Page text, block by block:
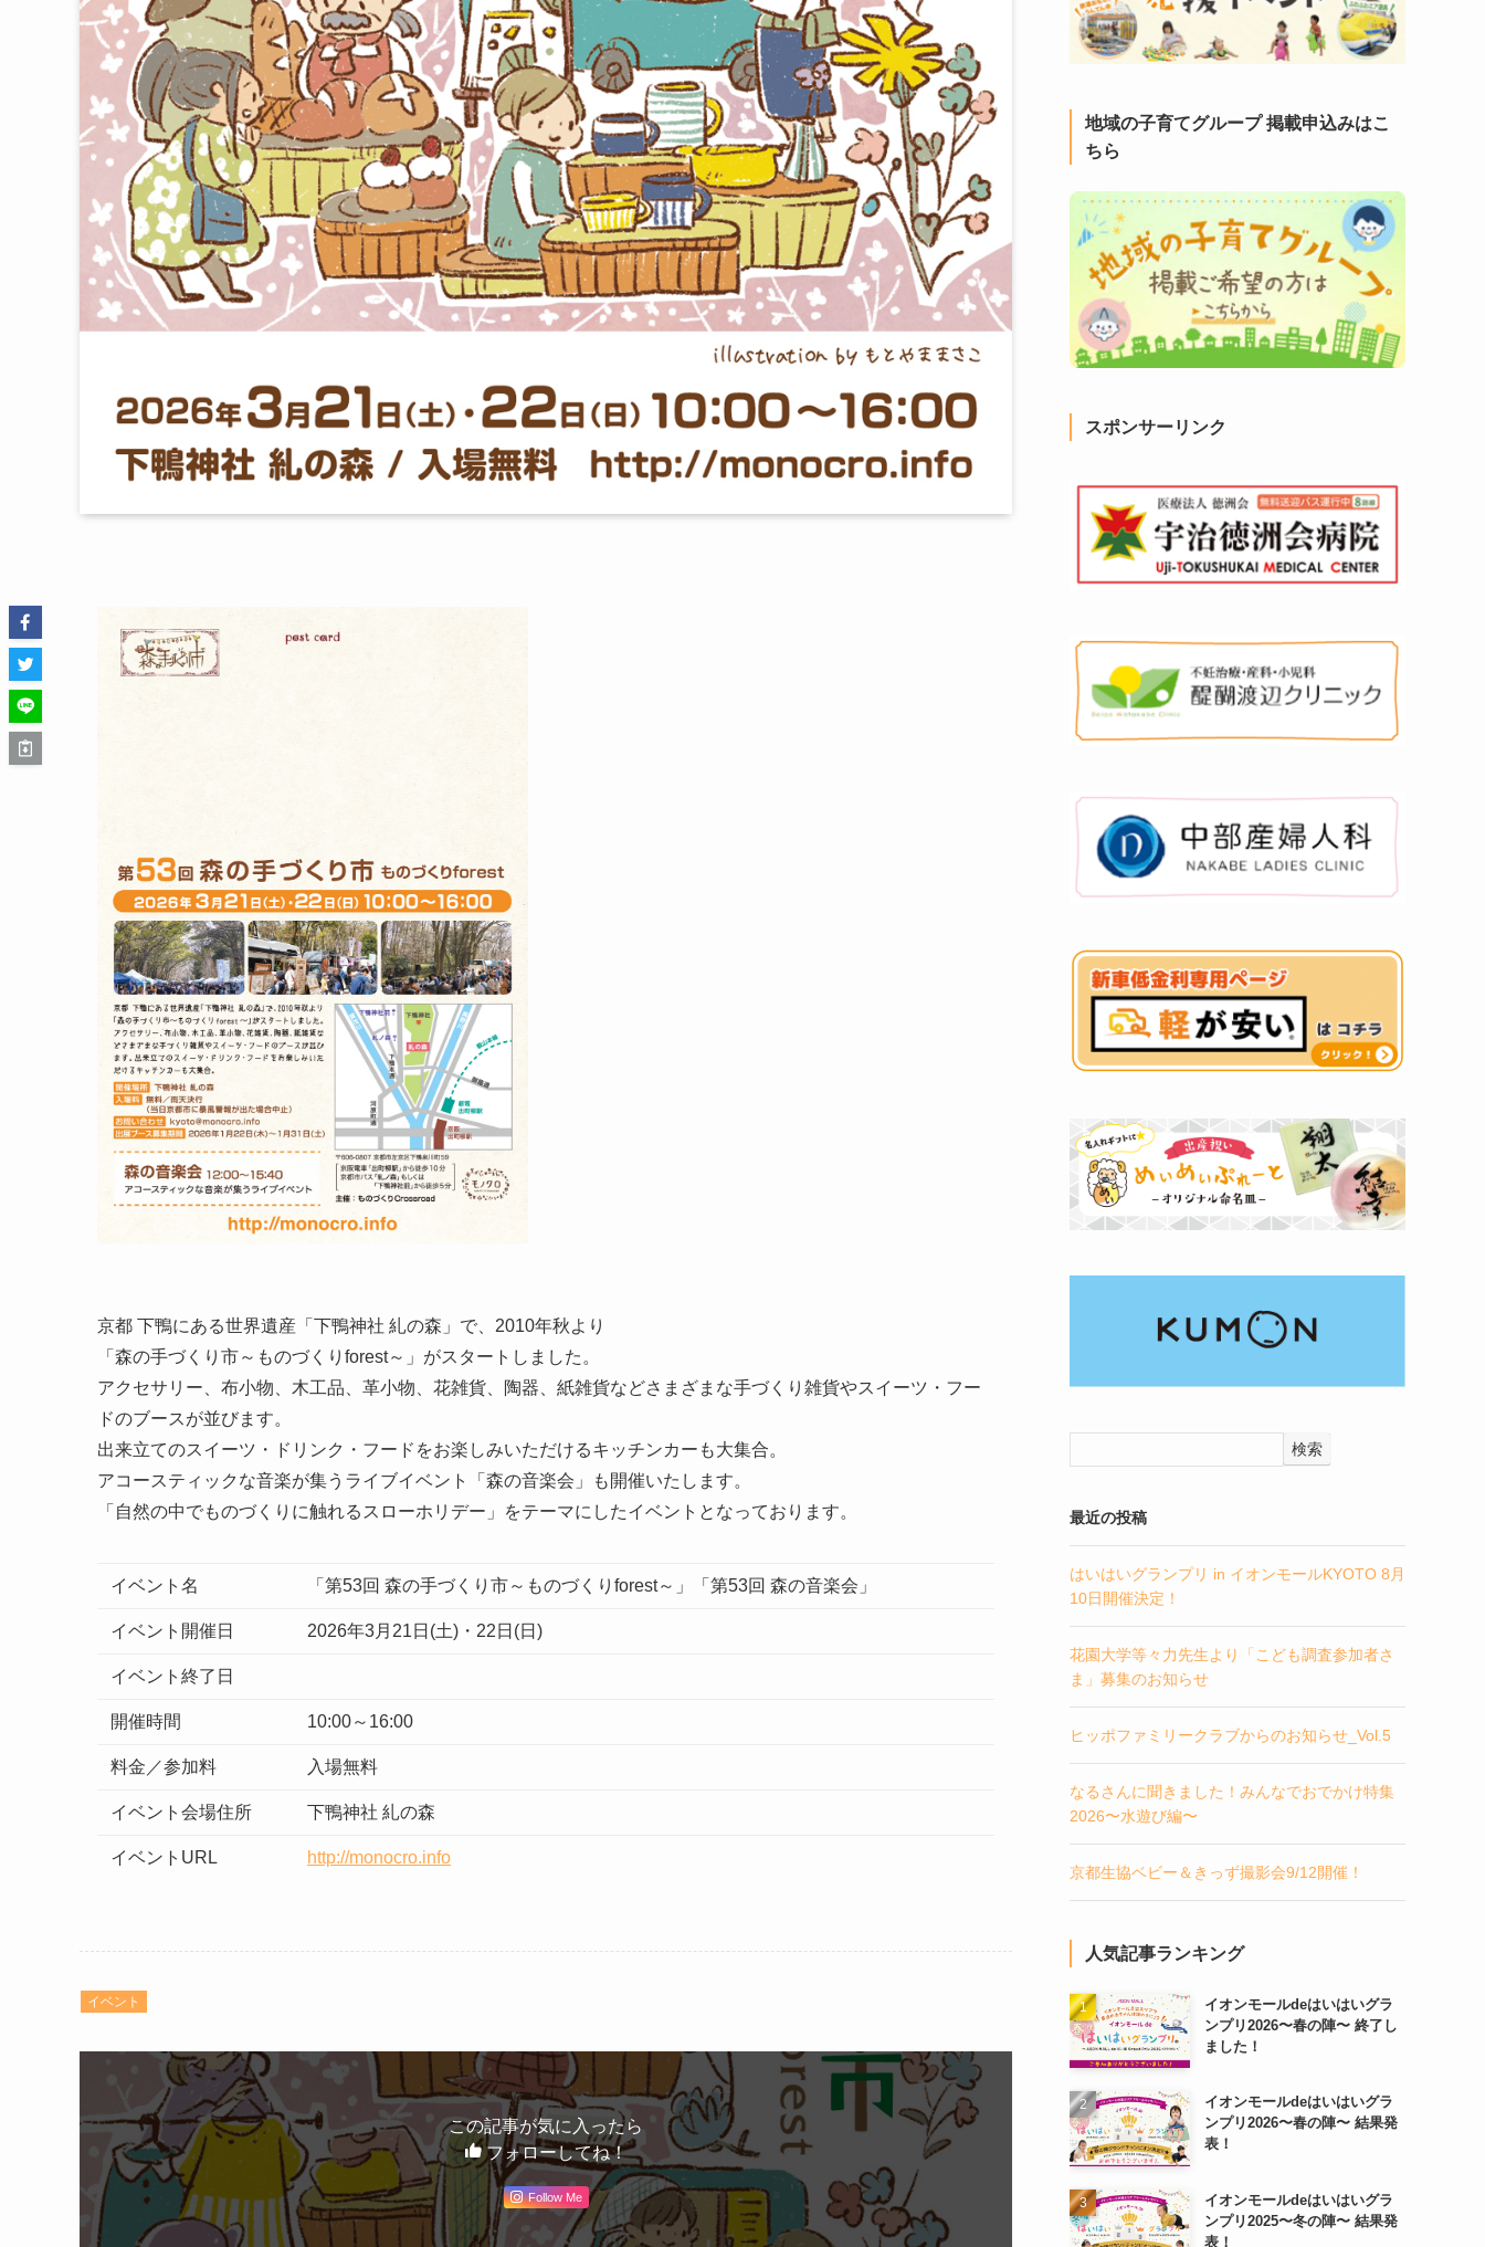
京都 下鴨にある世界遺産「下鴨神社 糺の森」で、2010年秋より
「森の手づくり市～ものづくりforest～」がスタートしました。
アクセサリー、布小物、木工品、革小物、花雑貨、陶器、紙雑貨などさまざまな手づくり雑貨やスイーツ・フー
ドのブースが並びます。
出来立てのスイーツ・ドリンク・フードをお楽しみいただけるキッチンカーも大集合。
アコースティックな音楽が集うライブイベント「森の音楽会」も開催いたします。
「自然の中でものづくりに触れるスローホリデー」をテーマにしたイベントとなっております。
イベント名 「第53回 森の手づくり市～ものづくりforest～」「第53回 森の音楽会」
イベント開催日 2026年3月21日(土)・22日(日)
イベント終了日
開催時間 10:00～16:00
料金／参加料 入場無料
イベント会場住所 下鴨神社 糺の森
イベントURL http://monocro.info
イベント
この記事が気に入ったら
フォローしてね！
Follow Me
地域の子育てグループ 掲載申込みはこ
ちら
スポンサーリンク
検索
最近の投稿
はいはいグランプリ in イオンモールKYOTO 8月
10日開催決定！
花園大学等々力先生より「こども調査参加者さ
ま」募集のお知らせ
ヒッポファミリークラブからのお知らせ_Vol.5
なるさんに聞きました！みんなでおでかけ特集
2026〜水遊び編〜
京都生協ベビー＆きっず撮影会9/12開催！
人気記事ランキング
イオンモールdeはいはいグラ
ンプリ2026〜春の陣〜 終了し
ました！
イオンモールdeはいはいグラ
ンプリ2026〜春の陣〜 結果発
表！
イオンモールdeはいはいグラ
ンプリ2025〜冬の陣〜 結果発
表！